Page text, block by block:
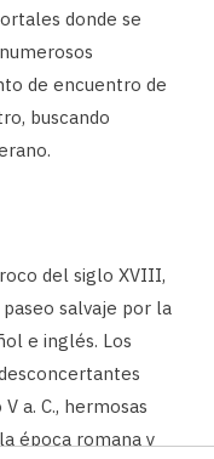
donde se
de encuentro de
buscando
del siglo XVIII,
salvaje por la
e inglés. Los
a. C., hermosas
época romana y